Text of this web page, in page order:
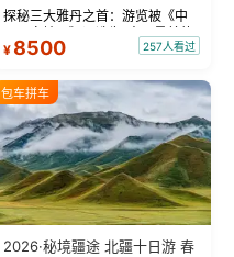
探秘三大雅丹之首：游览被《中
国国家地理》评选为“中国最美的
三大雅丹”第一名的克拉玛依魔鬼
瓦人最大村落——禾木村，欣赏
晨雾与小木...
¥ 8500 257人看过
包车拼车
2026·秘境疆途 北疆十日游 春